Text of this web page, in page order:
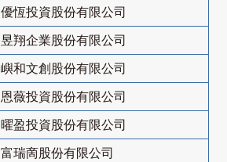
優恆投資股份有限公司
昱翔企業股份有限公司
嶼和文創股份有限公司
恩薇投資股份有限公司
曜盈投資股份有限公司
富瑞啇股份有限公司